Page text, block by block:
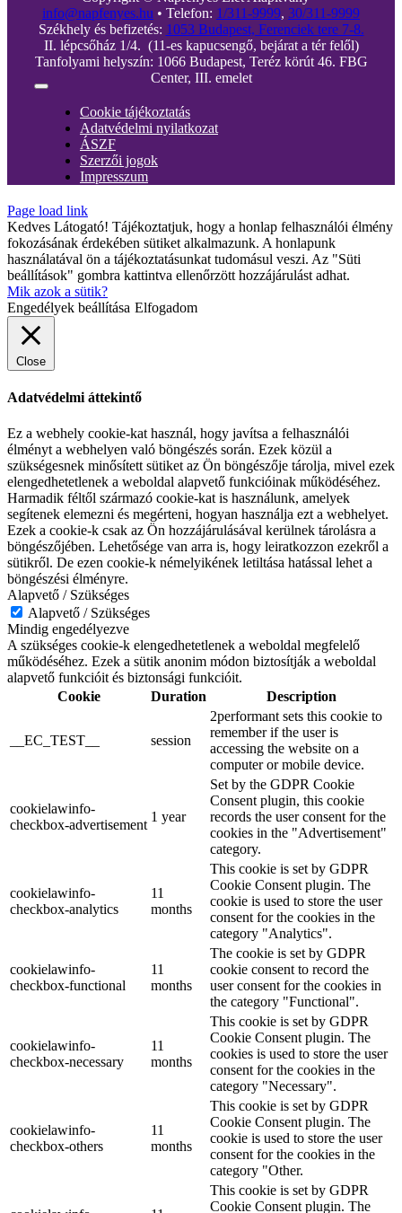
info@napfenyes.hu • Telefon: 1/311-9999, 30/311-9999
Székhely és befizetés: 1053 Budapest, Ferenciek tere 7-8.
II. lépcsőház 1/4. (11-es kapucsengő, bejárat a tér felől)
Tanfolyami helyszín: 1066 Budapest, Teréz körút 46. FBG
Center, III. emelet
Toggle
NavigationCookie tájékoztatás
Adatvédelmi nyilatkozat
ÁSZF
Szerzői jogok
Impresszum
Page load link
Kedves Látogató! Tájékoztatjuk, hogy a honlap felhasználói élmény
fokozásának érdekében sütiket alkalmazunk. A honlapunk
használatával ön a tájékoztatásunkat tudomásul veszi. Az "Süti
beállítások" gombra kattintva ellenőrzött hozzájárulást adhat.
Mik azok a sütik?
Engedélyek beállítása Elfogadom
Close
Adatvédelmi áttekintő
Ez a webhely cookie-kat használ, hogy javítsa a felhasználói
élményt a webhelyen való böngészés során. Ezek közül a
szükségesnek minősített sütiket az Ön böngészője tárolja, mivel ezek
elengedhetetlenek a weboldal alapvető funkcióinak működéséhez.
Harmadik féltől származó cookie-kat is használunk, amelyek
segítenek elemezni és megérteni, hogyan használja ezt a webhelyet.
Ezek a cookie-k csak az Ön hozzájárulásával kerülnek tárolásra a
böngészőjében. Lehetősége van arra is, hogy leiratkozzon ezekről a
sütikről. De ezen cookie-k némelyikének letiltása hatással lehet a
böngészési élményre.
Alapvető / Szükséges
Alapvető / Szükséges
Mindig engedélyezve
A szükséges cookie-k elengedhetetlenek a weboldal megfelelő
működéséhez. Ezek a sütik anonim módon biztosítják a weboldal
alapvető funkcióit és biztonsági funkcióit.
Cookie
Duration Description
__EC_TEST__ session
2performant sets this cookie to
remember if the user is
accessing the website on a
computer or mobile device.
cookielawinfo-
checkbox-advertisement
1 year
Set by the GDPR Cookie
Consent plugin, this cookie
records the user consent for the
cookies in the "Advertisement"
category.
cookielawinfo-
checkbox-analytics
11
months
This cookie is set by GDPR
Cookie Consent plugin. The
cookie is used to store the user
consent for the cookies in the
category "Analytics".
cookielawinfo-
checkbox-functional
11
months
The cookie is set by GDPR
cookie consent to record the
user consent for the cookies in
the category "Functional".
cookielawinfo-
checkbox-necessary
11
months
This cookie is set by GDPR
Cookie Consent plugin. The
cookies is used to store the user
consent for the cookies in the
category "Necessary".
cookielawinfo-
checkbox-others
11
months
This cookie is set by GDPR
Cookie Consent plugin. The
cookie is used to store the user
consent for the cookies in the
category "Other.
This cookie is set by GDPR
Cookie Consent plugin. The